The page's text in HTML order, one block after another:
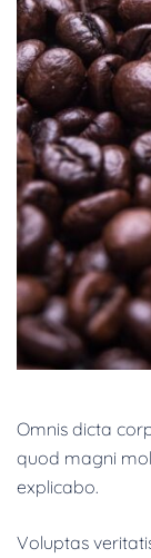
Omnis dicta
quod magni
explicabo.
Voluptas